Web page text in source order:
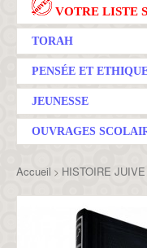
VOTRE LISTE
TORAH
PENSÉE ET
JEUNESSE
OUVRAGES
Accueil > HISTOIRE JUIVE